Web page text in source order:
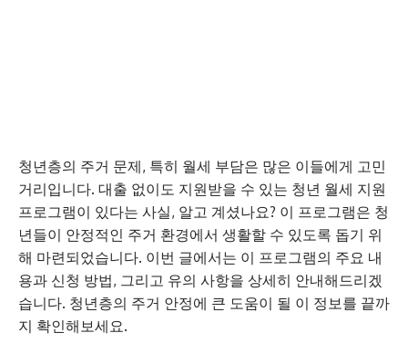
청년층의 주거 문제, 특히 월세 부담은 많은 이들에게 고민
거리입니다. 대출 없이도 지원받을 수 있는 청년 월세 지원
프로그램이 있다는 사실, 알고 계셨나요? 이 프로그램은 청
년들이 안정적인 주거 환경에서 생활할 수 있도록 돕기 위
해 마련되었습니다. 이번 글에서는 이 프로그램의 주요 내
용과 신청 방법, 그리고 유의 사항을 상세히 안내해드리겠
습니다. 청년층의 주거 안정에 큰 도움이 될 이 정보를 끝까
지 확인해보세요.